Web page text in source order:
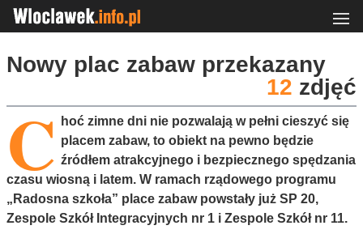
Nowy plac zabaw przekazany
12 zdjęć
C
hoć zimne dni nie pozwalają w pełni cieszyć się
placem zabaw, to obiekt na pewno będzie
źródłem atrakcyjnego i bezpiecznego spędzania
czasu wiosną i latem. W ramach rządowego programu
„Radosna szkoła” place zabaw powstały już SP 20,
Zespole Szkół Integracyjnych nr 1 i Zespole Szkół nr 11.